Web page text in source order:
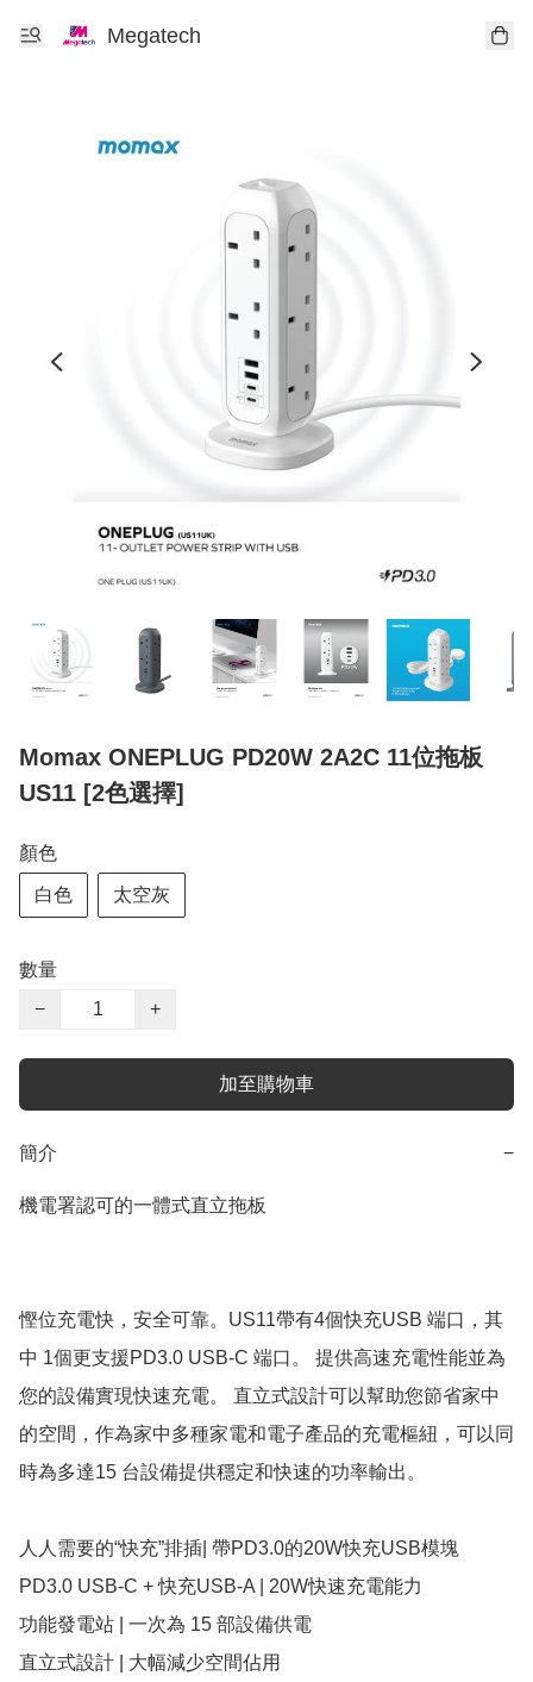
Megatech
Momax ONEPLUG PD20W 2A2C 11位拖板
US11 [2色選擇]
顏色
白色 太空灰
數量
−
+
加至購物車
簡介 −
機電署認可的一體式直立拖板
慳位充電快，安全可靠。US11帶有4個快充USB 端口，其
中 1個更支援PD3.0 USB-C 端口。 提供高速充電性能並為
您的設備實現快速充電。 直立式設計可以幫助您節省家中
的空間，作為家中多種家電和電子產品的充電樞紐，可以同
時為多達15 台設備提供穩定和快速的功率輸出。
人人需要的“快充”排插| 帶PD3.0的20W快充USB模塊
PD3.0 USB-C + 快充USB-A | 20W快速充電能力
功能發電站 | 一次為 15 部設備供電
直立式設計 | 大幅減少空間佔用